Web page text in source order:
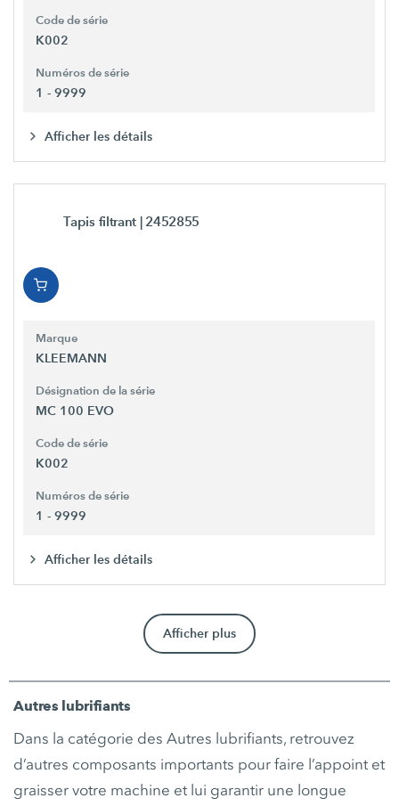
Code de série
K002
Numéros de série
1 - 9999
Afficher les détails
Tapis filtrant | 2452855
Marque
KLEEMANN
Désignation de la série
MC 100 EVO
Code de série
K002
Numéros de série
1 - 9999
Afficher les détails
Afficher plus
Autres lubrifiants
Dans la catégorie des Autres lubrifiants, retrouvez
d’autres composants importants pour faire l’appoint et
graisser votre machine et lui garantir une longue